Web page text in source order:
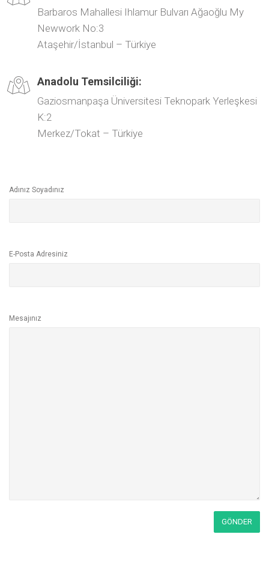
Barbaros Mahallesi Ihlamur Bulvarı Ağaoğlu My
Newwork No:3
Ataşehir/İstanbul – Türkiye
Anadolu Temsilciliği:
Gaziosmanpaşa Üniversitesi Teknopark Yerleşkesi
K:2
Merkez/Tokat – Türkiye
Adınız Soyadınız
E-Posta Adresiniz
Mesajınız